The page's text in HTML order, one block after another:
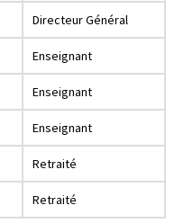
Directeur Général
Enseignant
Enseignant
Enseignant
Retraité
Retraité